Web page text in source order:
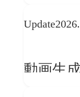
おける
Update
動画生